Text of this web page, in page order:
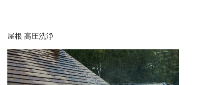
屋根 高圧洗浄